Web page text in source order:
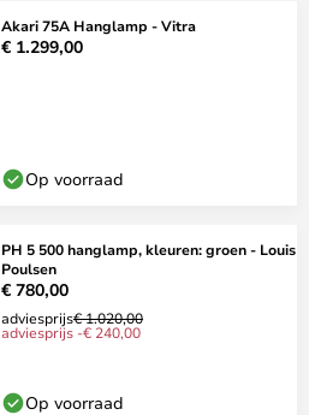
Akari 75A Hanglamp - Vitra
€ 1.299,00
Op voorraad
PH 5 500 hanglamp, kleuren: groen - Louis
Poulsen
€ 780,00
adviesprijs€ 1.020,00
adviesprijs -€ 240,00
Op voorraad